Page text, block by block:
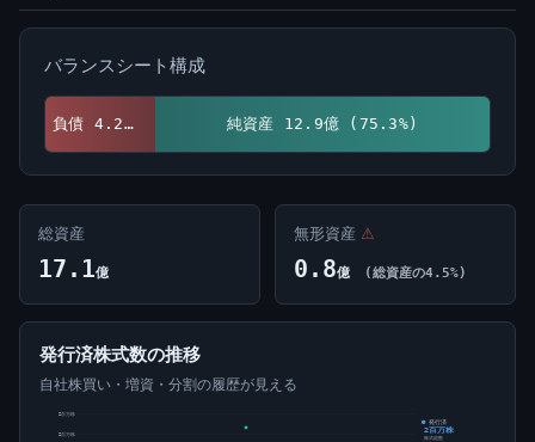
バランスシート構成
負債 4.2億 (24.7%) 純資産 12.9億 (75.3%)
総資産
17.1億
無形資産 ⚠
0.8億 (総資産の4.5%)
発行済株式数の推移
自社株買い・増資・分割の履歴が見える
2百万株
2百万株
発行済
2百万株
株式総数